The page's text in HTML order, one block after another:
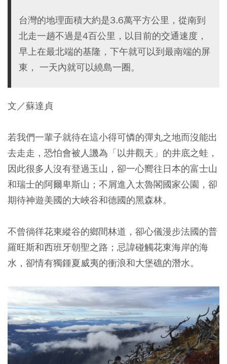
台灣的地理面積大約是3.6萬平方公里，從南到
北走一趟不過是4百公里，以目前的交通速度，
早上在最北端的基隆，下午就可以到最南端的屏
東， 一天內就可以繞島一圈。
文／蘇達貞
若我們一輩子就待在這小得可憐的彈丸之地而沒能出
去走走，恐怕會被人譏為「以井觀天」的井底之蛙，
因此很多人沒有登過玉山，卻一心嚮往日本的富士山
和瑞士的阿爾卑斯山；不屑進入太魯閣國家公園，卻
期待神遊美國的大峽谷和德國的黑森林。
不曾徜徉花東縱谷的鄉間林道，卻心儀漫步法國的普
羅旺斯和西班牙朝聖之路；忌諱碰觸花東海岸的海
水，卻情有獨鍾夏威夷的衝浪和大堡礁的潛水。